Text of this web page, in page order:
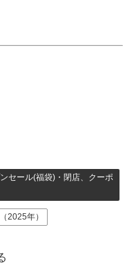
セール(福袋)・閉店、クーポ
2025年）